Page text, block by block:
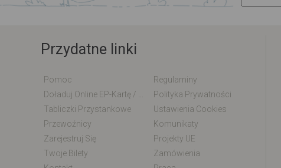
Przydatne linki
Pomoc
Regulaminy
Polityka Prywatności
Tabliczki Przystankowe
Ustawienia Cookies
Przewoźnicy
Komunikaty
Zarejestruj Się
Projekty UE
Twoje Bilety
Zamówienia